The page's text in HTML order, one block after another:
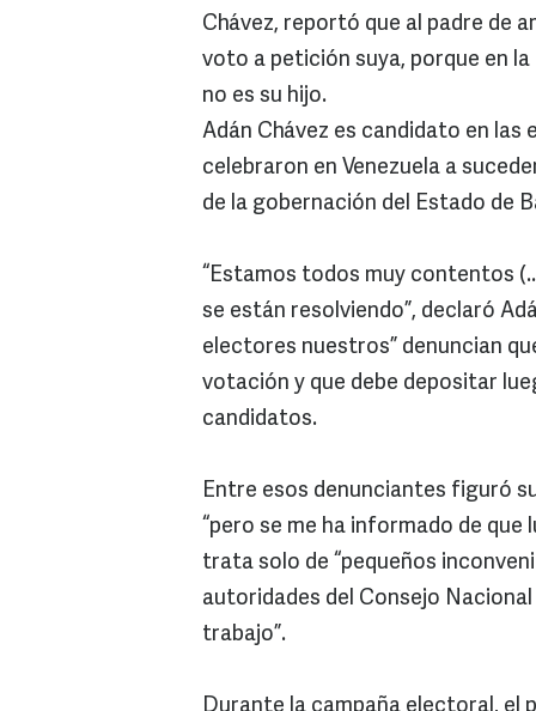
Chávez, reportó que al padre de
voto a petición suya, porque en
no es su hijo.
Adán Chávez es candidato en las
celebraron en Venezuela a
de la gobernación del Estado de
“Estamos todos muy contentos
se están resolviendo”, declaró
electores nuestros” denuncian
votación y que debe depositar
candidatos.
Entre esos denunciantes figuró
“pero se me ha informado de que
trata solo de “pequeños
autoridades del Consejo
trabajo”.